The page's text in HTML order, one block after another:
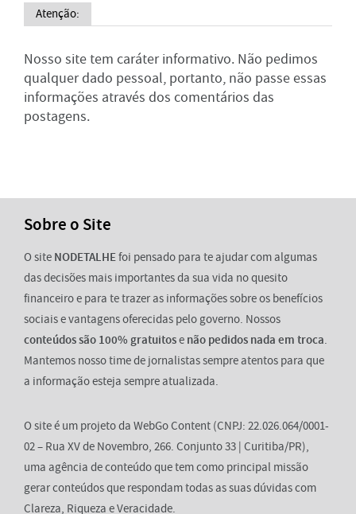
Atenção:
Nosso site tem caráter informativo. Não pedimos
qualquer dado pessoal, portanto, não passe essas
informações através dos comentários das
postagens.
Sobre o Site
O site NODETALHEfoi pensado para te ajudar com algumas
das decisões mais importantes da sua vida no quesito
financeiro e para te trazer as informações sobre os benefícios
sociais e vantagens oferecidas pelo governo. Nossos
conteúdos são 100% gratuitose não pedidos nada em troca.
Mantemos nosso time de jornalistas sempre atentos para que
a informação esteja sempre atualizada.
O site é um projeto da WebGo Content (CNPJ: 22.026.064/0001-
02 – Rua XV de Novembro, 266. Conjunto 33 | Curitiba/PR),
uma agência de conteúdo que tem como principal missão
gerar conteúdos que respondam todas as suas dúvidas com
Clareza, Riqueza e Veracidade.